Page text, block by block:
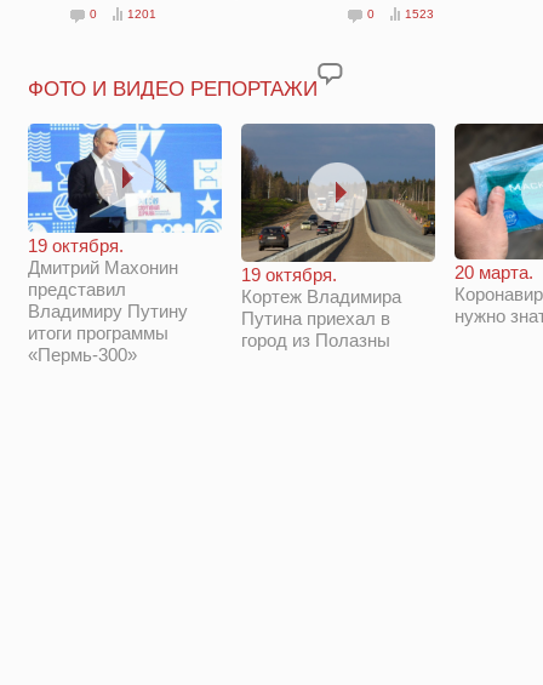
0 1201 0 1523
ФОТО И ВИДЕО РЕПОРТАЖИ
19 октября.
Дмитрий Махонин
представил
Владимиру Путину
итоги программы
«Пермь-300»
19 октября.
Кортеж Владимира
Путина приехал в
город из Полазны
20 марта.
нужно